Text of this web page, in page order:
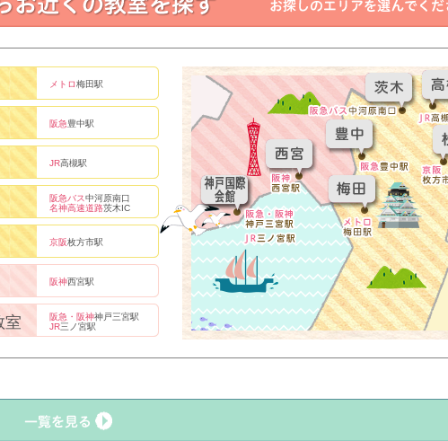
メトロ梅田駅
阪急豊中駅
JR高槻駅
阪急バス中河原南口
名神高速道路茨木IC
京阪枚方市駅
阪神西宮駅
室 阪急・阪神神戸三宮駅
JR三ノ宮駅